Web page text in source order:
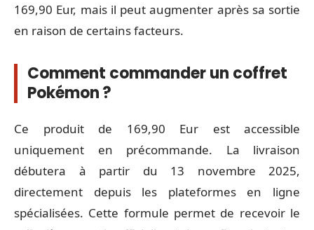
169,90 Eur, mais il peut augmenter après sa sortie
en raison de certains facteurs.
Comment commander un coffret
Pokémon ?
Ce produit de 169,90 Eur est accessible
uniquement en précommande. La livraison
débutera à partir du 13 novembre 2025,
directement depuis les plateformes en ligne
spécialisées. Cette formule permet de recevoir le